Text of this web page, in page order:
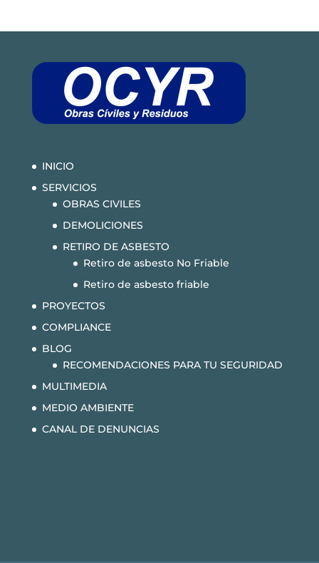
INICIO
SERVICIOS
OBRAS CIVILES
DEMOLICIONES
RETIRO DE ASBESTO
Retiro de asbesto No Friable
Retiro de asbesto friable
PROYECTOS
COMPLIANCE
BLOG
RECOMENDACIONES PARA TU SEGURIDAD
MULTIMEDIA
MEDIO AMBIENTE
CANAL DE DENUNCIAS